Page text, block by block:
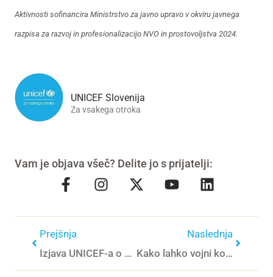
Aktivnosti sofinancira Ministrstvo za javno upravo v okviru javnega
razpisa za razvoj in profesionalizacijo NVO in prostovoljstva 2024.
UNICEF Slovenija
Za vsakega otroka
Vam je objava všeč? Delite jo s prijatelji:
Prejšnja
Izjava UNICEF-a o vplivu vojaške eskalacije na otroke na Bližnjem vzhodu
Naslednja
Kako lahko vojni konflikt obravnavamo v razredu?